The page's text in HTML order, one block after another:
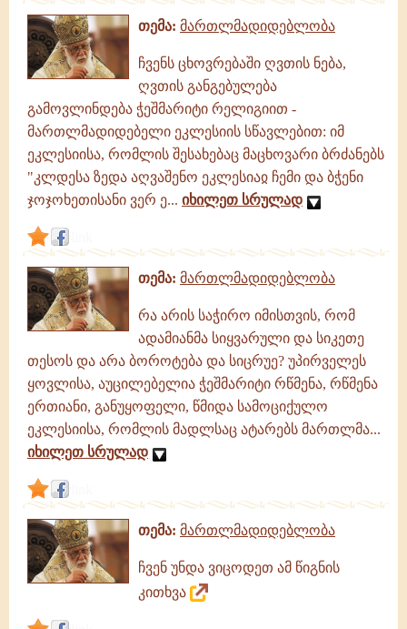
თემა: მართლმადიდებლობა
ჩვენს ცხოვრებაში ღვთის ნება,
ღვთის განგებულება
გამოვლინდება ჭეშმარიტი რელიგიით -
მართლმადიდებელი ეკლესიის სწავლებით: იმ
ეკლესიისა, რომლის შესახებაც მაცხოვარი ბრძანებს
"კლდესა ზედა აღვაშენო ეკლესიაჲ ჩემი და ბჭენი
ჯოჯოხეთისანი ვერ ე... იხილეთ სრულად
თემა: მართლმადიდებლობა
რა არის საჭირო იმისთვის, რომ
ადამიანმა სიყვარული და სიკეთე
თესოს და არა ბოროტება და სიცრუე? უპირველეს
ყოვლისა, აუცილებელია ჭეშმარიტი რწმენა, რწმენა
ერთიანი, განუყოფელი, წმიდა სამოციქულო
ეკლესიისა, რომლის მადლსაც ატარებს მართლმა...
იხილეთ სრულად
თემა: მართლმადიდებლობა
ჩვენ უნდა ვიცოდეთ ამ წიგნის
კითხვა